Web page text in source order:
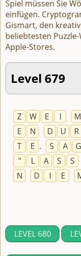
Spiel müssen Sie
einfügen.
Gismart, den
beliebtesten
Apple-Stores.
Level 679
Z W E I M
E
N D U R
T
E . S A G
"
L A S S
N
D I E
LEVEL 680